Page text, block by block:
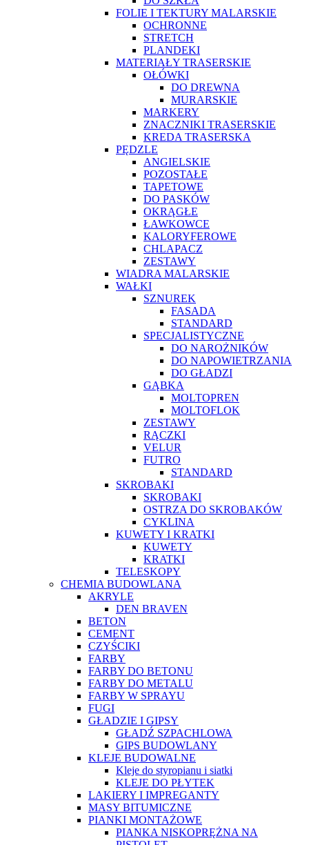
FOLIE I TEKTURY MALARSKIE
OCHRONNE
STRETCH
PLANDEKI
MATERIAŁY TRASERSKIE
OŁÓWKI
DO DREWNA
MURARSKIE
MARKERY
ZNACZNIKI TRASERSKIE
KREDA TRASERSKA
PĘDZLE
ANGIELSKIE
POZOSTAŁE
TAPETOWE
DO PASKÓW
OKRĄGŁE
ŁAWKOWCE
KALORYFEROWE
CHLAPACZ
ZESTAWY
WIADRA MALARSKIE
WAŁKI
SZNUREK
FASADA
STANDARD
SPECJALISTYCZNE
DO NAROŻNIKÓW
DO NAPOWIETRZANIA
DO GŁADZI
GĄBKA
MOLTOPREN
MOLTOFLOK
ZESTAWY
RĄCZKI
VELUR
FUTRO
STANDARD
SKROBAKI
SKROBAKI
OSTRZA DO SKROBAKÓW
CYKLINA
KUWETY I KRATKI
KUWETY
KRATKI
TELESKOPY
CHEMIA BUDOWLANA
AKRYLE
DEN BRAVEN
BETON
CEMENT
CZYŚCIKI
FARBY
FARBY DO BETONU
FARBY DO METALU
FARBY W SPRAYU
FUGI
GŁADZIE I GIPSY
GŁADŹ SZPACHLOWA
GIPS BUDOWLANY
KLEJE BUDOWALNE
Kleje do styropianu i siatki
KLEJE DO PŁYTEK
LAKIERY I IMPREGANTY
MASY BITUMICZNE
PIANKI MONTAŻOWE
PIANKA NISKOPRĘŻNA NA